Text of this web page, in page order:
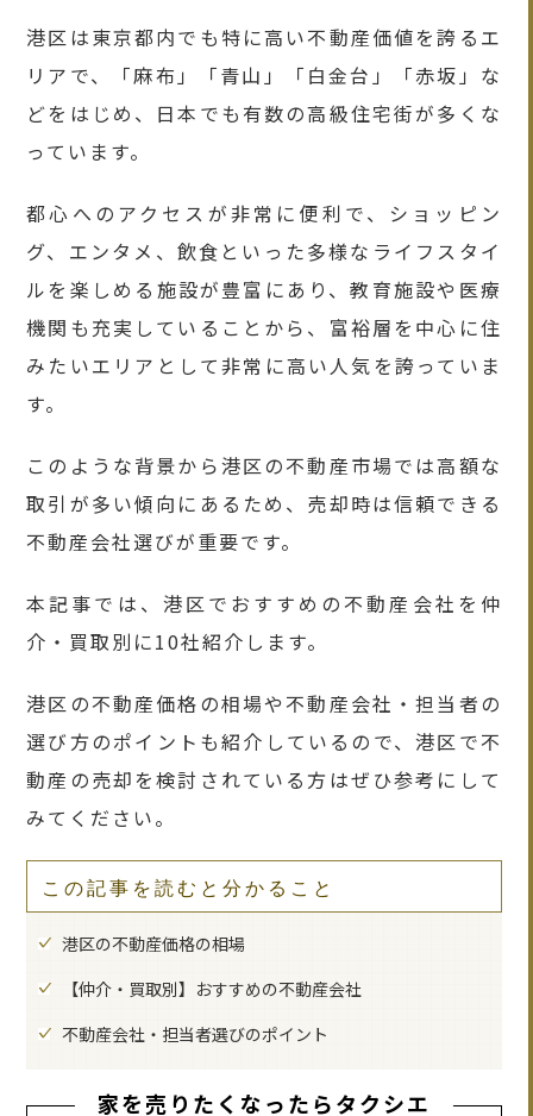
港区は東京都内でも特に高い不動産価値を誇るエ
リアで、「麻布」「青山」「白金台」「赤坂」な
どをはじめ、日本でも有数の高級住宅街が多くな
っています。
都心へのアクセスが非常に便利で、ショッピン
グ、エンタメ、飲食といった多様なライフスタイ
ルを楽しめる施設が豊富にあり、教育施設や医療
機関も充実していることから、富裕層を中心に住
みたいエリアとして非常に高い人気を誇っていま
す。
このような背景から港区の不動産市場では高額な
取引が多い傾向にあるため、売却時は信頼できる
不動産会社選びが重要です。
本記事では、港区でおすすめの不動産会社を仲
介・買取別に10社紹介します。
港区の不動産価格の相場や不動産会社・担当者の
選び方のポイントも紹介しているので、港区で不
動産の売却を検討されている方はぜひ参考にして
みてください。
この記事を読むと分かること
港区の不動産価格の相場
【仲介・買取別】おすすめの不動産会社
不動産会社・担当者選びのポイント
家を売りたくなったらタクシエ